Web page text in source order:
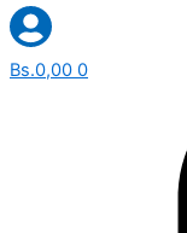
Bs.0,00 0